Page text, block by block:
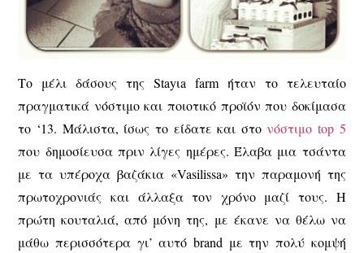
Το μέλι δάσους της Stayιa farm ήταν το τελευταίο
πραγματικά νόστιμο και ποιοτικό προϊόν που δοκίμασα
το ‘13. Μάλιστα, ίσως το είδατε και στονόστιμο top 5
που δημοσίευσα πριν λίγες ημέρες. Έλαβα μια τσάντα
με τα υπέροχα βαζάκια «Vasilissa» την παραμονή της
πρωτοχρονιάς και άλλαξα τον χρόνο μαζί τους. Η
πρώτη κουταλιά, από μόνη της, με έκανε να θέλω να
μάθω περισσότερα γι’ αυτό brand με την πολύ κομψή